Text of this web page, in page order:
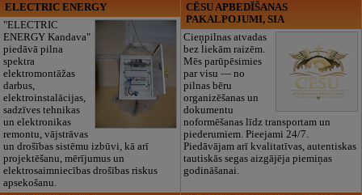
ELECTRIC ENERGY
"ELECTRIC
ENERGY Kandava"
piedāvā pilna
spektra
elektromontāžas
darbus,
elektroinstalācijas,
sadzīves tehnikas
un elektronikas
remontu, vājstrāvas
un drošības sistēmu izbūvi, kā arī
projektēšanu, mērījumus un
elektrosaimniecības drošības riskus
apsekošanu.
CĒSU APBEDĪŠANAS
PAKALPOJUMI, SIA
Cieņpilnas atvadas
bez liekām raizēm.
Mēs parūpēsimies
par visu — no
pilnas bēru
organizēšanas un
dokumentu
noformēšanas līdz transportam un
piederumiem. Pieejami 24/7.
Piedāvājam arī kvalitatīvas, autentiskas
tautiskās segas aizgājēja piemiņas
godināšanai.